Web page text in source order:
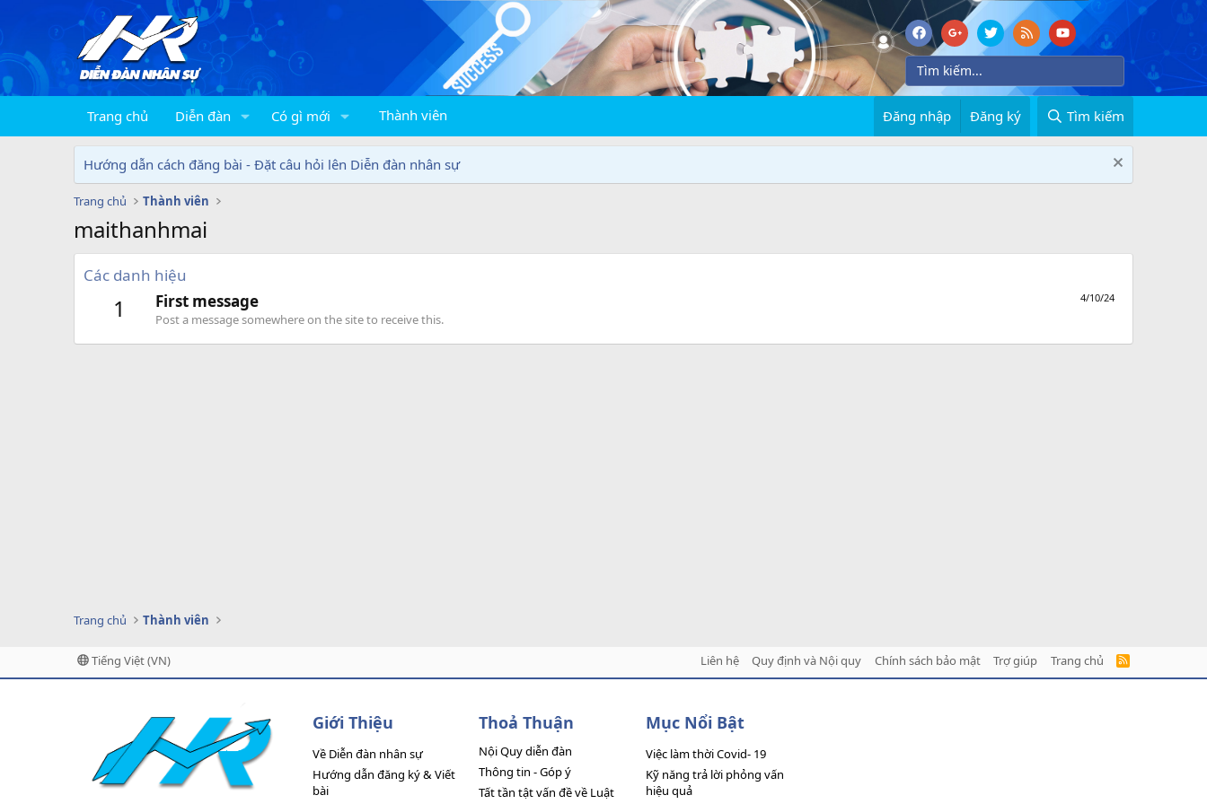
Trang chủ Diễn đàn Có gì mới Thành viên Đăng nhập Đăng ký Tìm kiếm
Hướng dẫn cách đăng bài - Đặt câu hỏi lên Diễn đàn nhân sự
Trang chủ Thành viên
maithanhmai
Các danh hiệu
1 4/10/24
First message
Post a message somewhere on the site to receive this.
Trang chủ Thành viên
Tiếng Việt (VN) Liên hệ Quy định và Nội quy Chính sách bảo mật Trợ giúp Trang chủ
R
S
Giới Thiệu
Về Diễn đàn nhân sự
Hướng dẫn đăng ký & Viết
bài
Thoả Thuận
Nội Quy diễn đàn
Thông tin - Góp ý
Tất tần tật vấn đề về Luật
Mục Nổi Bật
Việc làm thời Covid- 19
Kỹ năng trả lời phỏng vấn
hiệu quả